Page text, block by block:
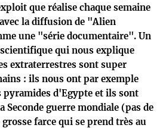
que réalise chaque semaine
la diffusion de "Alien
une "série documentaire". Un
qui nous explique
extraterrestres sont super
: ils nous ont par exemple
pyramides d'Egypte et ils sont
Seconde guerre mondiale (pas de
farce qui se prend très au